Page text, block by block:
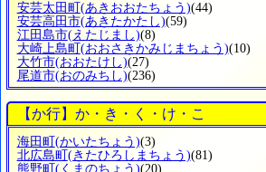
安芸太田町 (あきおおたちょう)(44)
安芸高田市(あきたかたし)(59)
江田島市(えたじまし)(8)
大崎上島町 (おおさきかみじまちょう)
大竹市(おおたけし)(27)
尾道市(おのみちし)(236)
【か行】か・き・く・け・こ
海田町 (かいたちょう)(3)
北広島町 (きたひろしまちょう)(81)
熊野町 (くまのちょう)(20)